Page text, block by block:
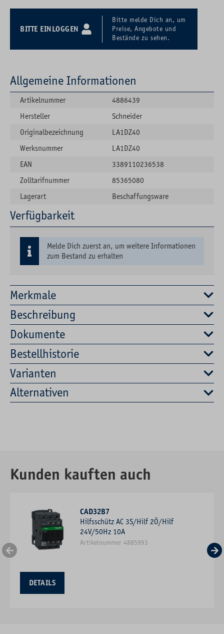
BITTE EINLOGGEN
Bitte melde Dich an, um
Preise, Angebote und
Bestände zu sehen.
Merkmale
Beschreibung
Dokumente
Bestellhistorie
Varianten
Alternativen
Allgemeine Informationen
Artikelnummer
4886439
Hersteller
Schneider
Originalbezeichnung
LA1DZ40
Werksnummer
LA1DZ40
EAN
3389110236538
Zolltarifnummer
85365080
Lagerart
Beschaffungsware
Verfügbarkeit
Melde Dich zuerst an, um weitere Informationen
zum Bestand zu erhalten
Kunden kauften auch
CAD32B7
Hilfsschütz AC 3S/Hilf 2Ö/Hilf
24V/50Hz 10A
Artikelnummer 4885993
DETAILS